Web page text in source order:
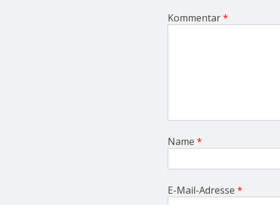
n
Kommentar*
Name *
E-Mail-Adresse *